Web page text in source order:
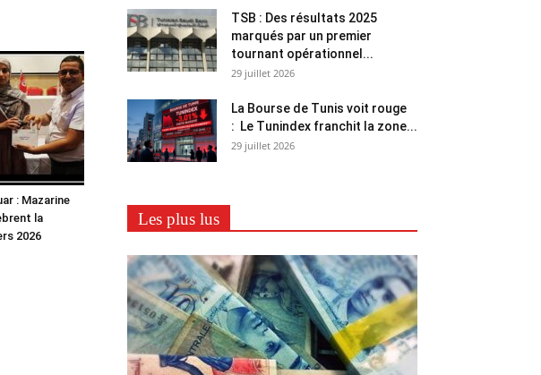
: Mazarine
la
2026
TSB : Des résultats 2025
marqués par un premier
tournant opérationnel...
29 juillet 2026
La Bourse de Tunis voit rouge
: Le Tunindex franchit la zone...
29 juillet 2026
Les plus lus